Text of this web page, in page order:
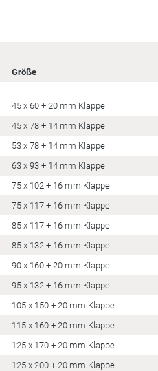
Größe
45 x 60 + 20 mm Klappe
45 x 78 + 14 mm Klappe
53 x 78 + 14 mm Klappe
63 x 93 + 14 mm Klappe
75 x 102 + 16 mm Klappe
75 x 117 + 16 mm Klappe
85 x 117 + 16 mm Klappe
85 x 132 + 16 mm Klappe
90 x 160 + 20 mm Klappe
95 x 132 + 16 mm Klappe
105 x 150 + 20 mm Klappe
115 x 160 + 20 mm Klappe
125 x 170 + 20 mm Klappe
125 x 200 + 20 mm Klappe